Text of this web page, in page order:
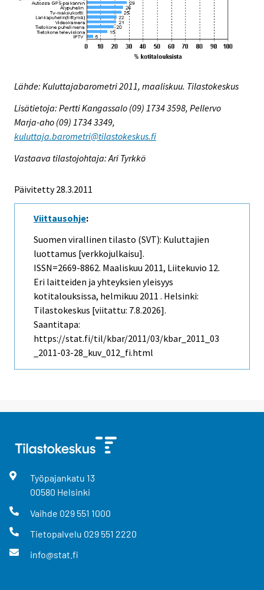
Lähde: Kuluttajabarometri 2011, maaliskuu. Tilastokeskus
Lisätietoja: Pertti Kangassalo (09) 1734 3598, Pellervo
Marja-aho (09) 1734 3349,
kuluttaja.barometri@tilastokeskus.fi
Vastaava tilastojohtaja: Ari Tyrkkö
Päivitetty 28.3.2011
Viittausohje:
Suomen virallinen tilasto (SVT): Kuluttajien
luottamus [verkkojulkaisu].
ISSN=2669-8862. Maaliskuu 2011, Liitekuvio 12.
Eri laitteiden ja yhteyksien yleisyys
kotitalouksissa, helmikuu 2011 . Helsinki:
Tilastokeskus [viitattu: 7.8.2026].
Saantitapa:
https://stat.fi/til/kbar/2011/03/kbar_2011_03
_2011-03-28_kuv_012_fi.html
Työpajankatu 13
00580 Helsinki
Vaihde 029 551 1000
Tietopalvelu 029 551 2220
info@stat.fi